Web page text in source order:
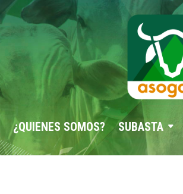
¿QUIENES SOMOS? SUBASTA